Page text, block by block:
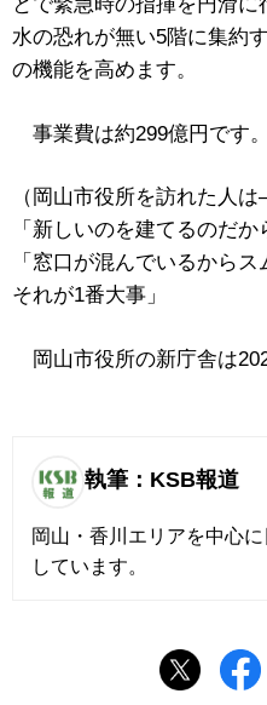
水の恐れが無い5階に集約
の機能を高めます。
事業費は約299億円です。
（岡山市役所を訪れた人は
「新しいのを建てるのだか
「窓口が混んでいるから
それが1番大事」
岡山市役所の新庁舎は
執筆：KSB報道
岡山・香川エリアを中心
しています。